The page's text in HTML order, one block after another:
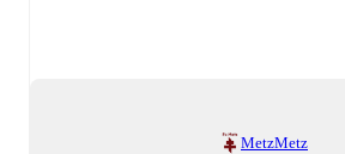
MetzMetz